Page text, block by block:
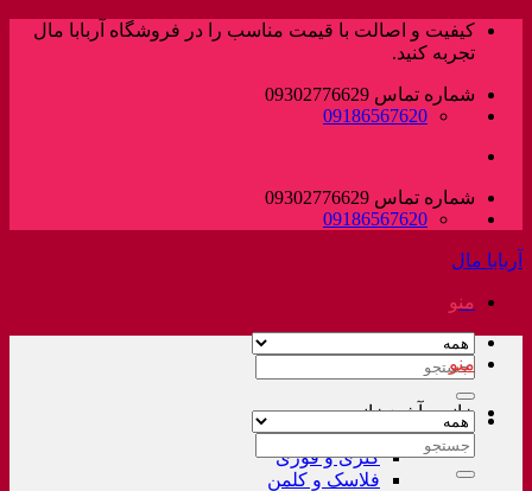
پرش
کیفیت و اصالت با قیمت مناسب را در فروشگاه آربابا مال
تجربه کنید.
شماره تماس 09302776629
09186567620
شماره تماس 09302776629
09186567620
آربابا مال
منو
جستجو
خانه و آشپزخانه
لوازم خانگی غیر برقی
کتری و قوری
فلاسک و کلمن
منو
جستجو